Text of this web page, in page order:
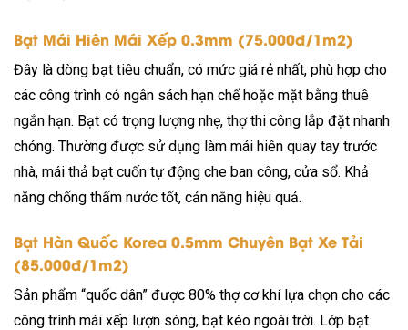
Bạt Mái Hiên Mái Xếp 0.3mm (75.000đ/1m2)
Đây là dòng bạt tiêu chuẩn, có mức giá rẻ nhất, phù hợp cho
các công trình có ngân sách hạn chế hoặc mặt bằng thuê
ngắn hạn. Bạt có trọng lượng nhẹ, thợ thi công lắp đặt nhanh
chóng. Thường được sử dụng làm mái hiên quay tay trước
nhà, mái thả bạt cuốn tự động che ban công, cửa sổ. Khả
năng chống thấm nước tốt, cản nắng hiệu quả.
Bạt Hàn Quốc Korea 0.5mm Chuyên Bạt Xe Tải
(85.000đ/1m2)
Sản phẩm “quốc dân” được 80% thợ cơ khí lựa chọn cho các
công trình mái xếp lượn sóng, bạt kéo ngoài trời. Lớp bạt